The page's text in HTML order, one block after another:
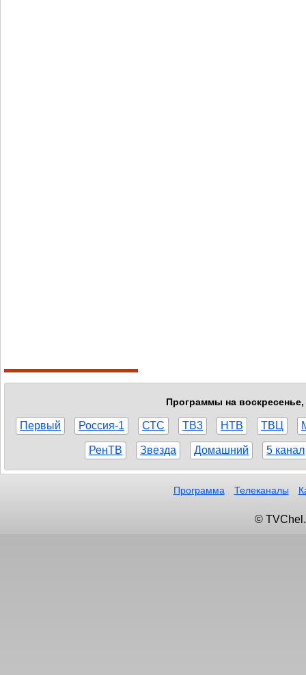
Программы на воскресенье,
Первый Россия-1 СТС ТВ3 НТВ ТВЦ
РенТВ Звезда Домашний 5 канал
Программа Телеканалы
©